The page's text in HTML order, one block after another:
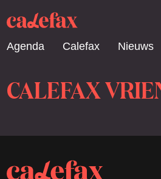
Agenda Calefax Nieuws
CALEFAX